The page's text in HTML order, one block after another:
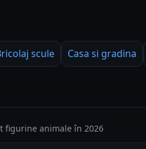
scule Casa si gradina
figurine animale în 2026